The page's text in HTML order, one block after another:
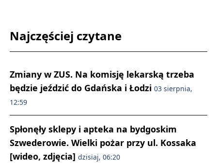
Najczęściej czytane
Zmiany w ZUS. Na komisję lekarską trzeba
będzie jeździć do Gdańska i Łodzi 03 sierpnia,
12:59
Spłonęły sklepy i apteka na bydgoskim
Szwederowie. Wielki pożar przy ul. Kossaka
[wideo, zdjęcia] dzisiaj, 06:20